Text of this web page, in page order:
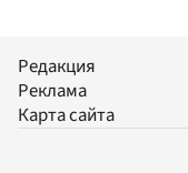
Редакция
Реклама
Карта сайта